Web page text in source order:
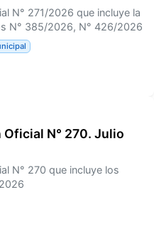
N° 271/2026 que incluye la
N° 385/2026, N° 426/2026
Oficial N° 270. Julio
N° 270 que incluye los